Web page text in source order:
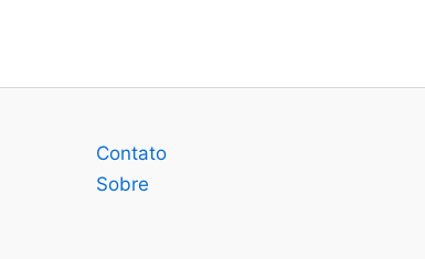
Contato
Sobre